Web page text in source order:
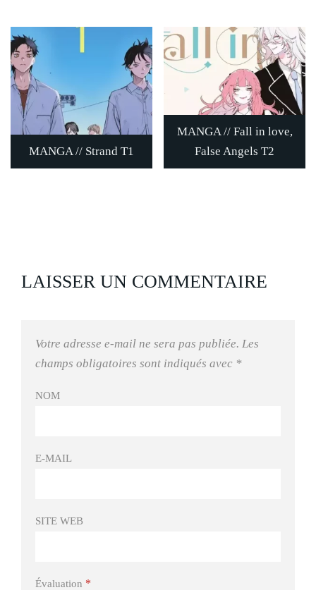
MANGA // Strand T1
MANGA // Fall in love,
False Angels T2
LAISSER UN COMMENTAIRE
Votre adresse e-mail ne sera pas publiée. Les
champs obligatoires sont indiqués avec *
NOM
E-MAIL
SITE WEB
Évaluation *